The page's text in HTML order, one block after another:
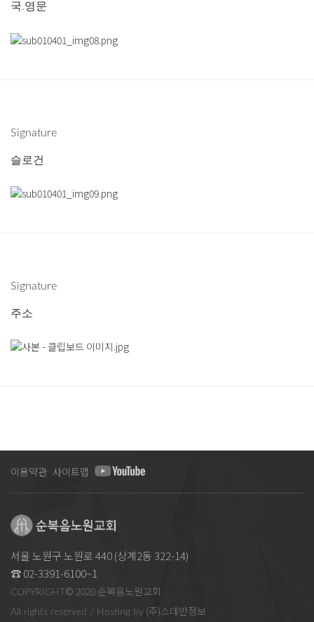
국.영문
Signature
슬로건
Signature
주소
이용약관 사이트맵
서울 노원구 노원로 440 (상계2동 322-14)
☎ 02-3391-6100~1
COPYRIGHT © 2020 순복음노원교회
All rights reserved / Hosting by (주)스데반정보